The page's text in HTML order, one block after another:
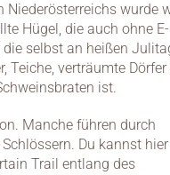
Niederösterreichs wurde
Hügel, die auch ohne E-
selbst an heißen
Teiche, verträumte
ist.
Manche führen durch
Du kannst hier
Trail entlang des